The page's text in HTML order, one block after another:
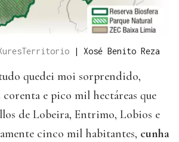
| Xosé Benito Reza
quedei moi sorprendido,
corenta e pico mil hectáreas que
de Lobeira, Entrimo, Lobios e
cinco mil habitantes, cunha